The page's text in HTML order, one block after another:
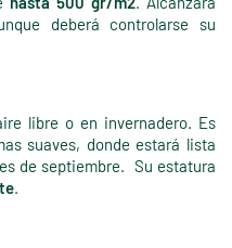
deberá controlarse su
libre o en invernadero. Es
suaves, donde estará lista
de septiembre. Su estatura
.